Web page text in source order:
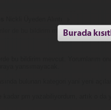
Nickli Üyeden Alıntı
de bu bildirim mevcut.
bu bildirim mevcut. Yorumlarım
yansımayacak.
bulunan kategori yani yeni
kadar pm yazabiliyordum, artık o